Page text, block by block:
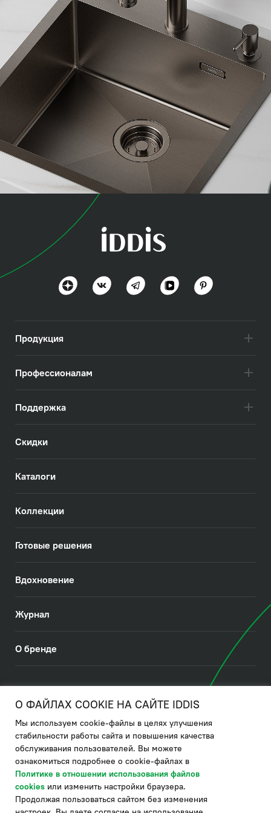
коллекция
Хейз (Haze)
Продукция
Профессионалам
Поддержка
Скидки
Каталоги
Коллекции
Готовые решения
Вдохновение
Журнал
О бренде
Политика в отношении использования файлов cookies
Политика обработки ПДн
Политика в области управления цепочкой поставки
по системе "НСЛС"
Производитель оставляет за собой право в любой момент
О ФАЙЛАХ COOKIE НА САЙТЕ IDDIS
Мы используем cookie-файлы в целях улучшения
стабильности работы сайта и повышения качества
обслуживания пользователей. Вы можете
ознакомиться подробнее о cookie-файлах в
Политике в отношении использования файлов
cookies или изменить настройки браузера.
Продолжая пользоваться сайтом без изменения